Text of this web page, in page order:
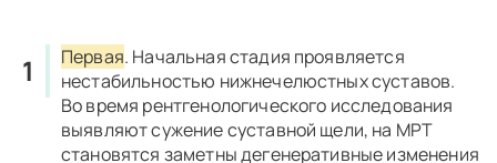
Первая. Начальная стадия проявляется
нестабильностью нижнечелюстных суставов.
Во время рентгенологического исследования
выявляют сужение суставной щели, на МРТ
становятся заметны дегенеративные изменения